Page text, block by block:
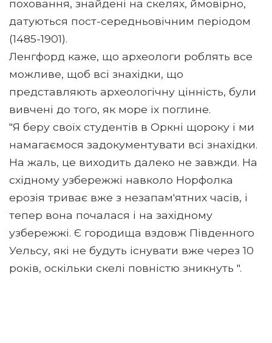
поховання, знайдені на скелях, ймовірно,
датуються пост-середньовічним періодом
(1485-1901).
Ленгфорд каже, що археологи роблять все
можливе, щоб всі знахідки, що
представляють археологічну цінність, були
вивчені до того, як море їх поглине.
"Я беру своїх студентів в Оркні щороку і ми
намагаємося задокументувати всі знахідки.
На жаль, це виходить далеко не завжди. На
східному узбережжі навколо Норфолка
ерозія триває вже з незапам'ятних часів, і
тепер вона почалася і на західному
узбережжі. Є городища вздовж Південного
Уельсу, які не будуть існувати вже через 10
років, оскільки скелі повністю зникнуть ".